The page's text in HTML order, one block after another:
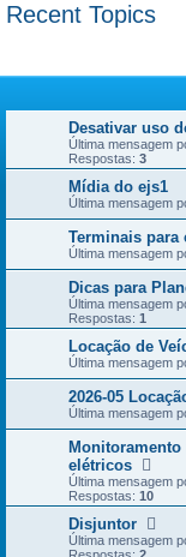
Recent Topics
Desativar uso
Última mensagem
Respostas: 3
Mídia do ejs1
Última mensagem
Terminais para
Última mensagem
Dicas para
Última mensagem
Respostas: 1
Locação de
Última mensagem
2026-05
Última mensagem
elétricos
Última mensagem
Respostas: 10
Disjuntor
Última mensagem